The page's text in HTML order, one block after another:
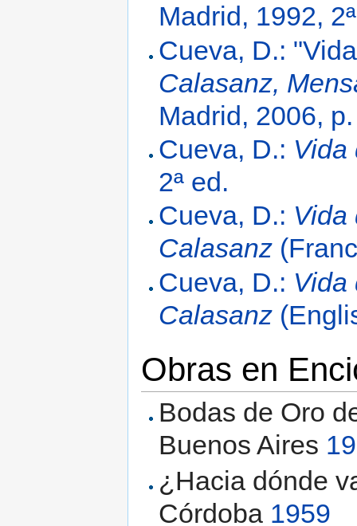
Madrid, 1992,
Cueva, D.:
Calasanz,
Madrid, 2006,
Cueva, D.: Vida
2ª ed.
Cueva, D.: Vida
Calasanz
Cueva, D.: Vida
Calasanz
Obras en
Bodas de Oro
Buenos Aires
¿Hacia dónde
Córdoba 1959